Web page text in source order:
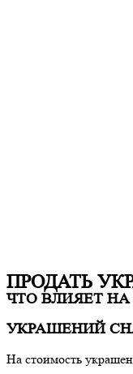
ПРОДАТЬ
ЧТО ВЛИЯЕТ
УКРАШЕНИЙ
На стоимость